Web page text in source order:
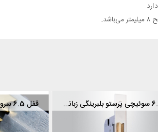
قفل 6.5 سوئیچی پرستو بلبرینگی زبانه برنجی فولادی